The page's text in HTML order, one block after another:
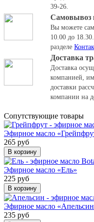
39-26.
Самовывоз
Вы можете
10.00 до 18.30.
разделе
Доставка
Доставка
компанией,
доставки
компании на
Cопутствующие товары
Эфирное масло
265 руб
В корзину
Эфирное масло «Ель»
225 руб
В корзину
Эфирное масло
235 руб